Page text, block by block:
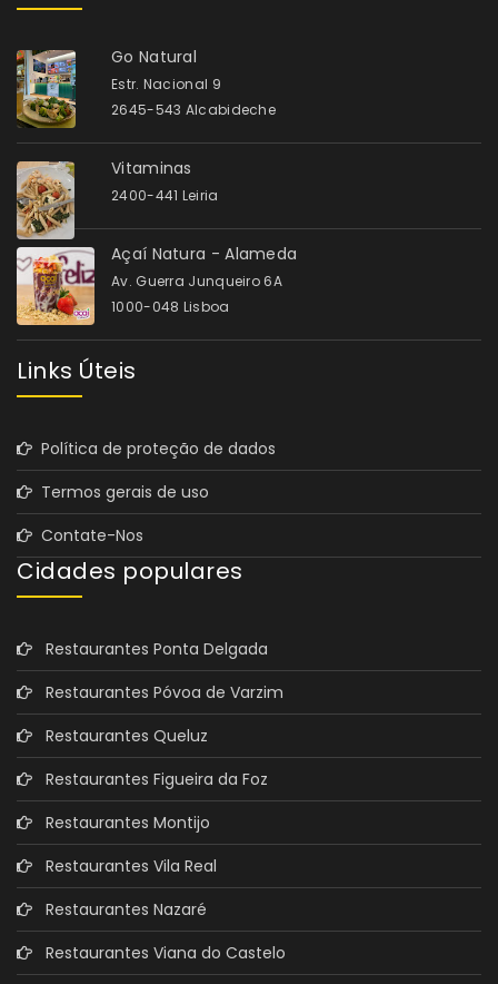
Go Natural
Estr. Nacional 9
2645-543 Alcabideche
Vitaminas
2400-441 Leiria
Açaí Natura - Alameda
Av. Guerra Junqueiro 6A
1000-048 Lisboa
Links Úteis
Política de proteção de dados
Termos gerais de uso
Contate-Nos
Cidades populares
Restaurantes Ponta Delgada
Restaurantes Póvoa de Varzim
Restaurantes Queluz
Restaurantes Figueira da Foz
Restaurantes Montijo
Restaurantes Vila Real
Restaurantes Nazaré
Restaurantes Viana do Castelo